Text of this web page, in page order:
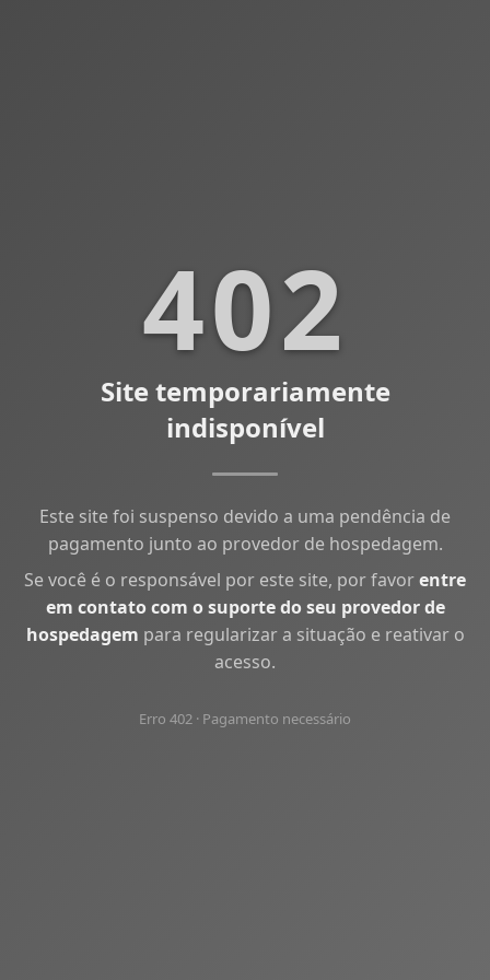
402
Site temporariamente
indisponível
Este site foi suspenso devido a uma pendência de
pagamento junto ao provedor de hospedagem.
Se você é o responsável por este site, por favorentre
em contato com o suporte do seu provedor de
hospedagem para regularizar a situação e reativar o
acesso.
Erro 402 · Pagamento necessário